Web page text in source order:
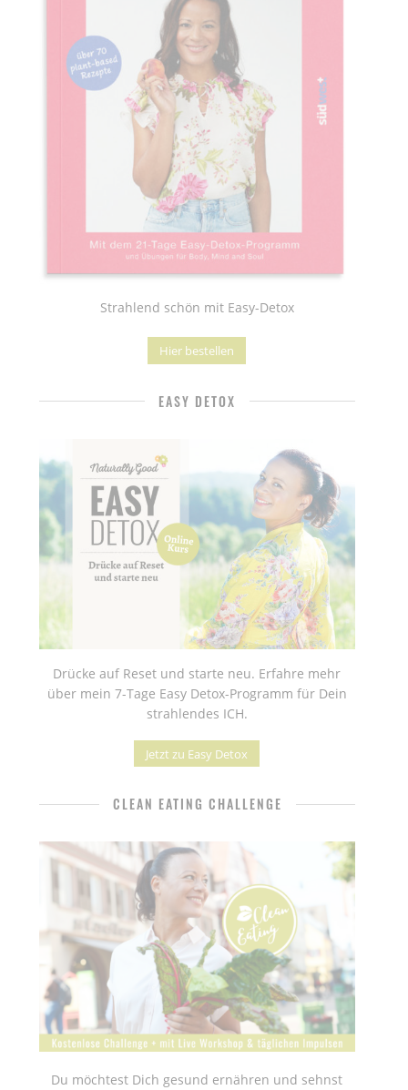
Strahlend schön mit Easy-Detox
Hier bestellen
EASY DETOX
Drücke auf Reset und starte neu. Erfahre mehr
über mein 7-Tage Easy Detox-Programm für Dein
strahlendes ICH.
Jetzt zu Easy Detox
CLEAN EATING CHALLENGE
Du möchtest Dich gesund ernähren und sehnst